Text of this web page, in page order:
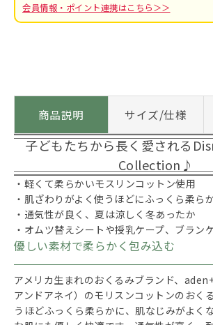
会員情報・ポイント連携はこちら＞＞
商品説明 サイズ/仕様
子どもたちから長く愛される
Collection♪
・軽くて柔らかいモスリンコットン使用
・肌ざわりがよく使うほどにふっくら柔ら
・通気性が良く、夏は涼しく冬あったか
・オムツ替えシートや授乳ケープ、ブラン
優しい素材で柔らかく包み込む
アメリカ生まれのおくるみブランド、
アンドアネイ）のモリスンコットンのおく
うほどふっくら柔らかに、肌なじみがよく